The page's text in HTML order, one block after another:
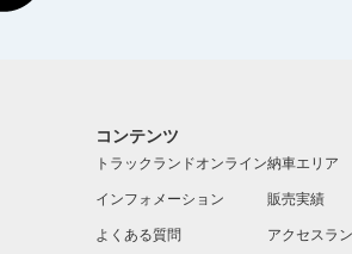
コンテンツ
トラックランドオンライン
インフォメーション
よくある質問
納車エリア
販売実績
アクセスラ